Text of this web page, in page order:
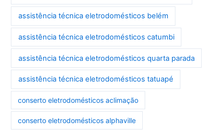
assistência técnica eletrodomésticos belém
assistência técnica eletrodomésticos catumbi
assistência técnica eletrodomésticos quarta parada
assistência técnica eletrodomésticos tatuapé
conserto eletrodomésticos aclimação
conserto eletrodomésticos alphaville